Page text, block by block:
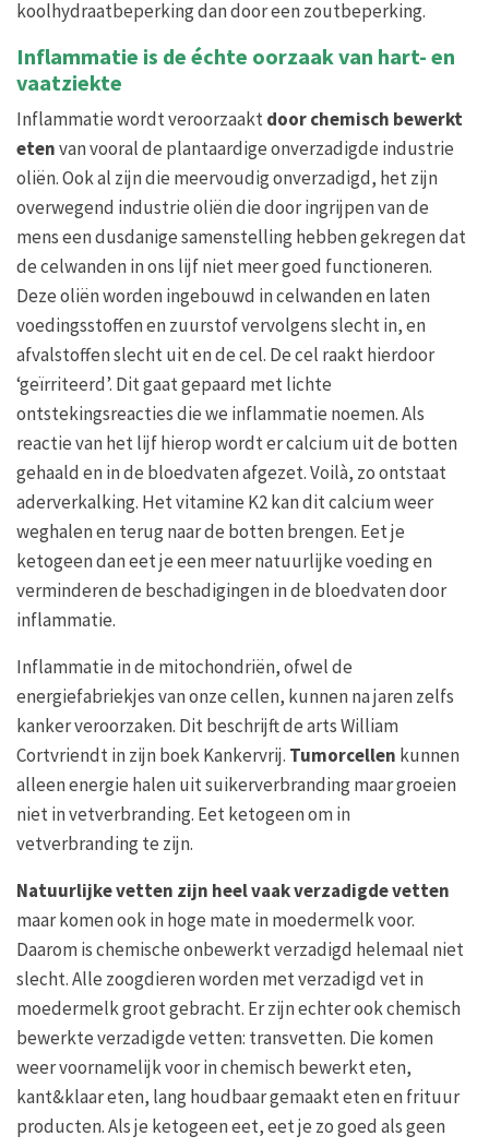
koolhydraatbeperking dan door een zoutbeperking.
Inflammatie is de échte oorzaak van hart- en
vaatziekte
Inflammatie wordt veroorzaaktdoor chemisch bewerkt
etenvan vooral de plantaardige onverzadigde industrie
oliën. Ook al zijn die meervoudig onverzadigd, het zijn
overwegend industrie oliën die door ingrijpen van de
mens een dusdanige samenstelling hebben gekregen dat
de celwanden in ons lijf niet meer goed functioneren.
Deze oliën worden ingebouwd in celwanden en laten
voedingsstoffen en zuurstof vervolgens slecht in, en
afvalstoffen slecht uit en de cel. De cel raakt hierdoor
‘geïrriteerd’. Dit gaat gepaard met lichte
ontstekingsreacties die we inflammatie noemen. Als
reactie van het lijf hierop wordt er calcium uit de botten
gehaald en in de bloedvaten afgezet. Voilà, zo ontstaat
aderverkalking. Het vitamine K2 kan dit calcium weer
weghalen en terug naar de botten brengen. Eet je
ketogeen dan eet je een meer natuurlijke voeding en
verminderen de beschadigingen in de bloedvaten door
inflammatie.
Inflammatie in de mitochondriën, ofwel de
energiefabriekjes van onze cellen, kunnen na jaren zelfs
kanker veroorzaken. Dit beschrijft de arts William
Cortvriendt in zijn boek Kankervrij. Tumorcellen kunnen
alleen energie halen uit suikerverbranding maar groeien
niet in vetverbranding. Eet ketogeen om in
vetverbranding te zijn.
Natuurlijke vetten zijn heel vaak verzadigde vetten
maar komen ook in hoge mate in moedermelk voor.
Daarom is chemische onbewerkt verzadigd helemaal niet
slecht. Alle zoogdieren worden met verzadigd vet in
moedermelk groot gebracht. Er zijn echter ook chemisch
bewerkte verzadigde vetten: transvetten. Die komen
weer voornamelijk voor in chemisch bewerkt eten,
kant&klaar eten, lang houdbaar gemaakt eten en frituur
producten. Als je ketogeen eet, eet je zo goed als geen